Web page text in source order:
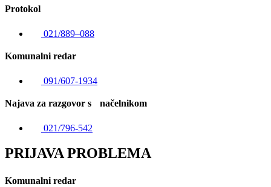
Protokol
021/889–088
Komunalni redar
091/607-1934
Najava za razgovor s načelnikom
021/796-542
PRIJAVA PROBLEMA
Komunalni redar